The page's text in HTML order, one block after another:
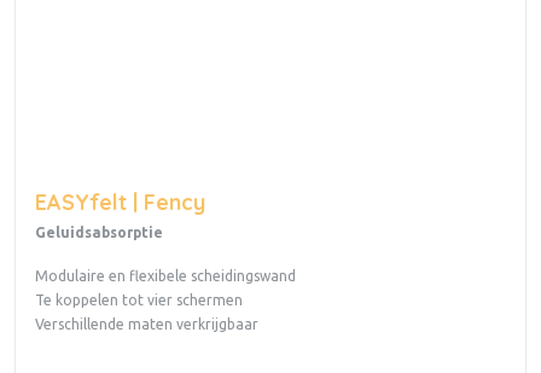
EASYfelt | Fency
Geluidsabsorptie
Modulaire en flexibele scheidingswand
Te koppelen tot vier schermen
Verschillende maten verkrijgbaar